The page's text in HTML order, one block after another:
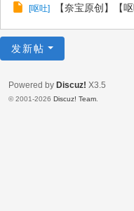
[呕吐] 【奈宝原创】【
发新帖
Powered by Discuz! X3.5
© 2001-2026 Discuz! Team